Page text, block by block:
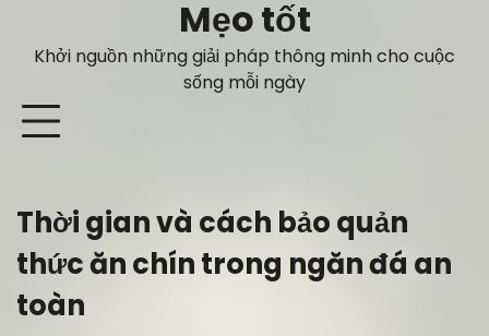
content
Mẹo tốt
Khởi nguồn những giải pháp thông minh cho cuộc
sống mỗi ngày
Thời gian và cách bảo quản
thức ăn chín trong ngăn đá an
toàn